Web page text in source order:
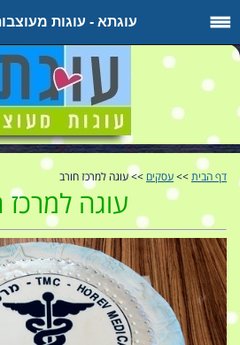
עוגתא - עוגות
דף הבית >> עסקים >> עוגה למרכז חורב
עוגה למרכז